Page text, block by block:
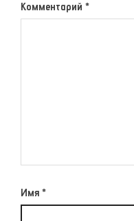
Комментарий *
Имя *